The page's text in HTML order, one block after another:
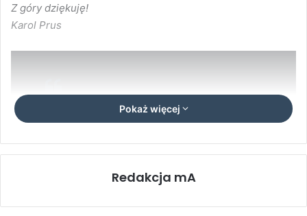
Z góry dziękuję!
Karol Prus
Gatunki sezonowe z rzędu
wachlarki, zagrzebki – nie są zbyt
często oferowane w sklepach
Pokaż więcej
Redakcja mA